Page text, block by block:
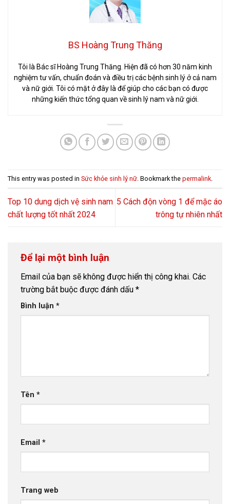
BS Hoàng Trung Thăng
Tôi là Bác sĩ Hoàng Trung Thăng. Hiện đã có hơn 30 năm kinh
nghiệm tư vấn, chuẩn đoán và điều trị các bệnh sinh lý ở cả nam
và nữ giới. Tôi có mặt ở đây là để giúp cho các bạn có được
những kiến thức tổng quan về sinh lý nam và nữ giới.
This entry was posted in Sức khỏe sinh lý nữ . Bookmark the permalink
Top 10 dung dịch vệ sinh nam
chất lượng tốt nhất 2024
5 Cách độn vòng 1 để mặc áo
trông tự nhiên nhất
Để lại một bình luận
Email của bạn sẽ không được hiển thị công khai. Các
trường bắt buộc được đánh dấu *
Bình luận *
Tên *
Email *
Trang web